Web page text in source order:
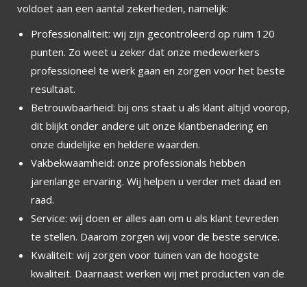
voldoet aan een aantal zekerheden, namelijk:
Professionaliteit: wij zijn gecontroleerd op ruim 120
punten. Zo weet u zeker dat onze medewerkers
professioneel te werk gaan en zorgen voor het beste
resultaat.
Betrouwbaarheid: bij ons staat u als klant altijd voorop,
dit blijkt onder andere uit onze klantbenadering en
onze duidelijke en heldere waarden.
Vakbekwaamheid: onze professionals hebben
jarenlange ervaring. Wij helpen u verder met daad en
raad.
Service: wij doen er alles aan om u als klant tevreden
te stellen. Daarom zorgen wij voor de beste service.
Kwaliteit: wij zorgen voor tuinen van de hoogste
kwaliteit. Daarnaast werken wij met producten van de